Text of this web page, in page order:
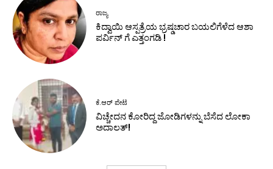
ರಾಜ್ಯ
ಕಿದ್ವಾಯಿ ಆಸ್ಪತ್ರೆಯ ಭ್ರಷ್ಡಚಾರ ಬಯಲಿಗೆಳೆದ ಆಶಾ
ಪರ್ವಿನ್ ಗೆ ಎತ್ತಂಗಡಿ !
ಕೆ.ಆರ್ ಪೇಟೆ
ವಿಚ್ಚೇದನ ಕೋರಿದ್ದ ಜೋಡಿಗಳನ್ನು ಬೆಸೆದ ಲೋಕಾ
ಅದಾಲತ್!